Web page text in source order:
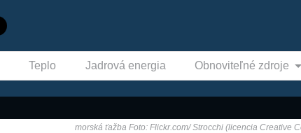
Teplo Jadrová energia Obnoviteľné zdroje
morská ťažba Foto: Flickr.com/ Strocchi (licencia Creative